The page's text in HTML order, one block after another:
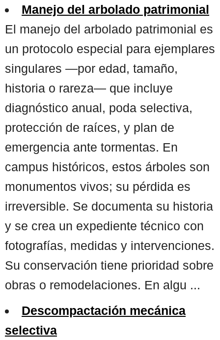
Manejo del arbolado patrimonial
El manejo del arbolado patrimonial es
un protocolo especial para ejemplares
singulares —por edad, tamaño,
historia o rareza— que incluye
diagnóstico anual, poda selectiva,
protección de raíces, y plan de
emergencia ante tormentas. En
campus históricos, estos árboles son
monumentos vivos; su pérdida es
irreversible. Se documenta su historia
y se crea un expediente técnico con
fotografías, medidas y intervenciones.
Su conservación tiene prioridad sobre
obras o remodelaciones. En algu ...
Descompactación mecánica
selectiva